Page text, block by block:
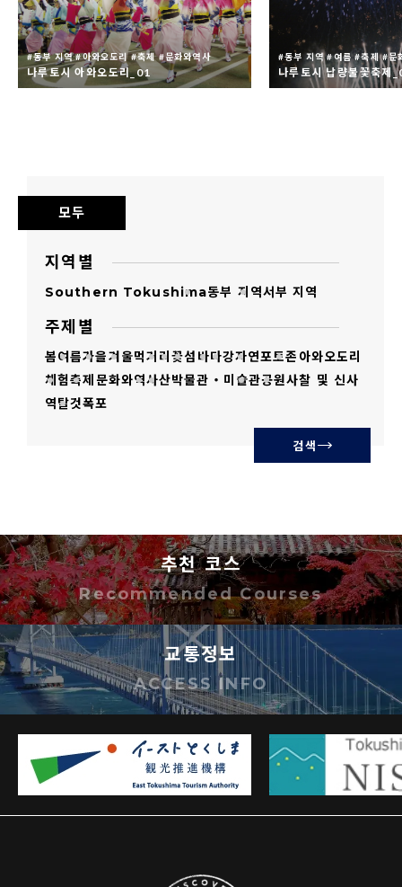
이미지를 편집 또는 가공하여 사용하는 것(2차
가공)도 가능하나, 필요에 따라 최소한으로 하
고 관광 진흥이라는 취지와 관계가 없는 변형은
의 목적에 관한 사진 소재의 이용 허락에 대해서
도 저작권을 포기하는 것은 아닙니다.
초상권과 관련하여 도쿠시마현은 관여하지 않
습니다.
미풍양속을 해치는 것, 저작권 등을 침해하는
것, 중상비방, 의도적으로 정치 및 종교적 목적
을 띠는 것, 범죄 행위로 이어지는 것, 기타 법률
을 위반하는 사용은 금지합니다.
자에게 판매, 배포, 양도, 대여, 송신 등을 하는
정에 동의한 것으로 간주합니다.
이미지는 사용자의 책임하에 사용하시기 바랍
니다. 이미지 사용으로 인해 손해가 발생하더라
도 도쿠시마현은 해당 손해에 대해 어떠한 책임
도 지지 않습니다.
기타 궁금한 점 등은 아래 연락처로 문의해 주십
#동부 지역 #아와오도리 #축제 #문화와역사
나루토시 아와오도리_01
#동부 지역 #여름 #축제 #문
나루토시 납량불꽃축제
모두
지역별
Southern Tokushima동부 지역서부 지역
주제별
봄여름가을겨울먹거리꽃섬 바다강자연포토존 아와오도리
체험축제 문화와역사산박물관・미술관공원사찰 및 신사
역탈것폭포
검색
추천 코스
Recommended Courses
교통정보
ACCESS INFO